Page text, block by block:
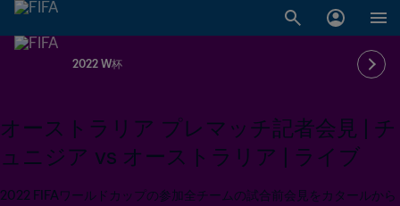
2022 W杯
オーストラリア プレマッチ記者会見 | チ
ュニジア vs オーストラリア | ライブ
2022 FIFAワールドカップの参加全チームの試合前会見をカタールから